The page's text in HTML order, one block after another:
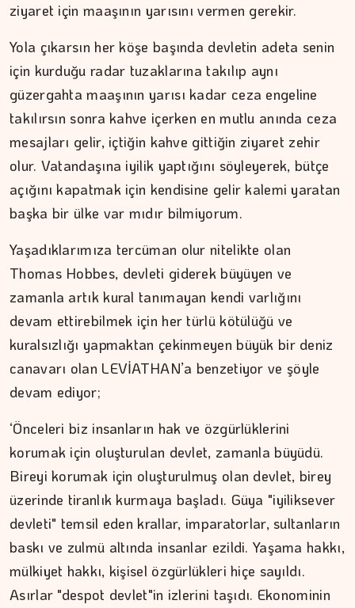
ziyaret için maaşının yarısını vermen gerekir.
Yola çıkarsın her köşe başında devletin adeta senin
için kurduğu radar tuzaklarına takılıp aynı
güzergahta maaşının yarısı kadar ceza engeline
takılırsın sonra kahve içerken en mutlu anında ceza
mesajları gelir, içtiğin kahve gittiğin ziyaret zehir
olur. Vatandaşına iyilik yaptığını söyleyerek, bütçe
açığını kapatmak için kendisine gelir kalemi yaratan
başka bir ülke var mıdır bilmiyorum.
Yaşadıklarımıza tercüman olur nitelikte olan
Thomas Hobbes, devleti giderek büyüyen ve
zamanla artık kural tanımayan kendi varlığını
devam ettirebilmek için her türlü kötülüğü ve
kuralsızlığı yapmaktan çekinmeyen büyük bir deniz
canavarı olan LEVİATHAN’a benzetiyor ve şöyle
devam ediyor;
‘Önceleri biz insanların hak ve özgürlüklerini
korumak için oluşturulan devlet, zamanla büyüdü.
Bireyi korumak için oluşturulmuş olan devlet, birey
üzerinde tiranlık kurmaya başladı. Güya "iyiliksever
devleti" temsil eden krallar, imparatorlar, sultanların
baskı ve zulmü altında insanlar ezildi. Yaşama hakkı,
mülkiyet hakkı, kişisel özgürlükleri hiçe sayıldı.
Asırlar "despot devlet"in izlerini taşıdı. Ekonominin
ŞAFAK GÜVEN
Ahlat'tan Nemrut Krateri'ne